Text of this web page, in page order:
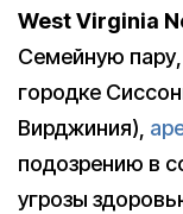
West Virginia
Семейную
городке
Вирджиния),
подозрению в
угрозы